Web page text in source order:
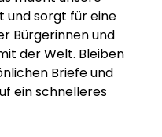
und sorgt für eine
Bürgerinnen und
der Welt. Bleiben
Briefe und
ein schnelleres